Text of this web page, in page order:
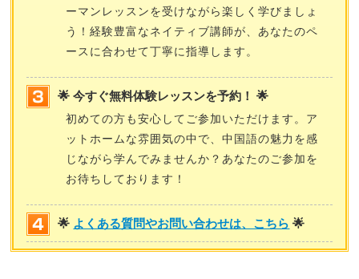
ーマンレッスンを受けながら楽しく学びましょ
う！経験豊富なネイティブ講師が、あなたのペ
ースに合わせて丁寧に指導します。
🌟 今すぐ無料体験レッスンを予約！ 🌟
初めての方も安心してご参加いただけます。ア
ットホームな雰囲気の中で、中国語の魅力を感
じながら学んでみませんか？あなたのご参加を
お待ちしております！
🌟 よくある質問やお問い合わせは、こちら 🌟